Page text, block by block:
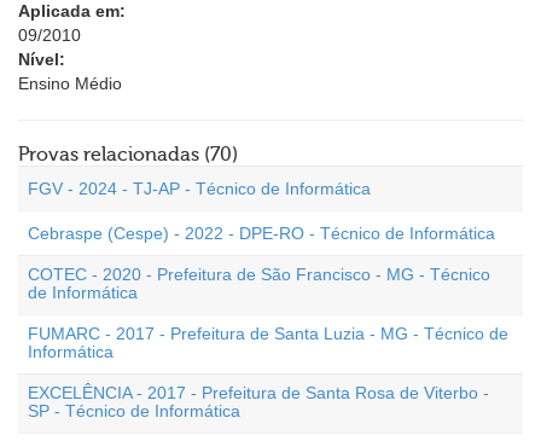
Aplicada em:
09/2010
Nível:
Ensino Médio
Provas relacionadas (70)
FGV - 2024 - TJ-AP - Técnico de Informática
Cebraspe (Cespe) - 2022 - DPE-RO - Técnico de Informática
COTEC - 2020 - Prefeitura de São Francisco - MG - Técnico
de Informática
FUMARC - 2017 - Prefeitura de Santa Luzia - MG - Técnico de
Informática
EXCELÊNCIA - 2017 - Prefeitura de Santa Rosa de Viterbo -
SP - Técnico de Informática